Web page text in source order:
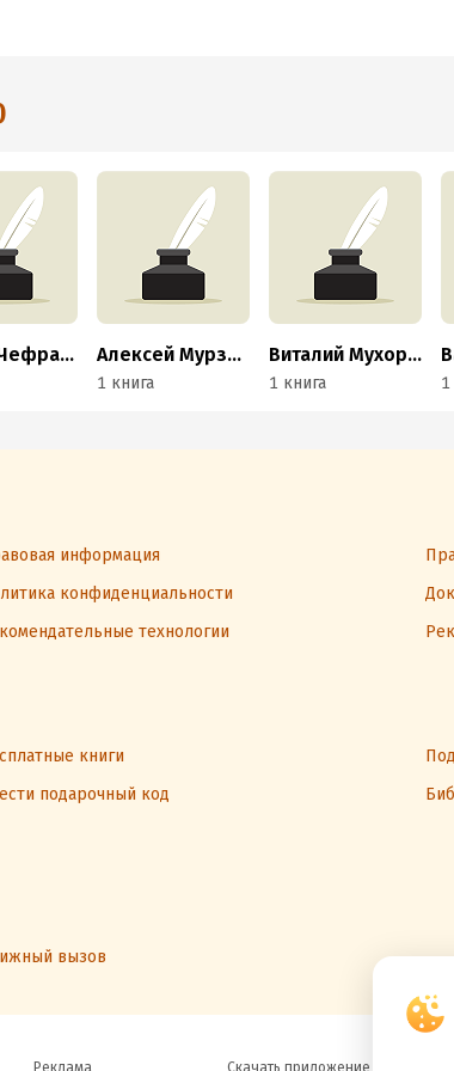
Сергей Чефранов Алексей Мурзинов
1 книга
Виталий Мухортов
1 книга 1
информация
конфиденциальности
технологии
книги
подарочный код
вызов
Реклама Скачать приложение